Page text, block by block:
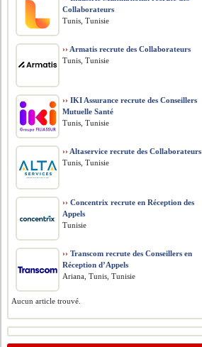
Collaborateurs
Tunis, Tunisie
›› Armatis recrute des Collaborateurs
Tunis, Tunisie
›› IKI Assurance recrute des Conseillers
Mutuelle Santé
Tunis, Tunisie
›› Altaservice recrute des Collaborateurs
Tunis, Tunisie
›› Concentrix recrute en Réception des
Appels
Tunisie
›› Transcom recrute des Conseillers en
Réception d’Appels
Ariana, Tunis, Tunisie
Aucun article trouvé.